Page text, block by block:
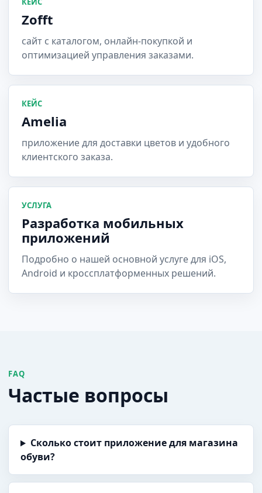
Zofft
сайт с каталогом, онлайн-покупкой и
оптимизацией управления заказами.
КЕЙС
Amelia
приложение для доставки цветов и удобного
клиентского заказа.
УСЛУГА
Разработка мобильных
приложений
Подробно о нашей основной услуге для iOS,
Android и кроссплатформенных решений.
FAQ
Частые вопросы
Сколько стоит приложение для магазина
обуви?